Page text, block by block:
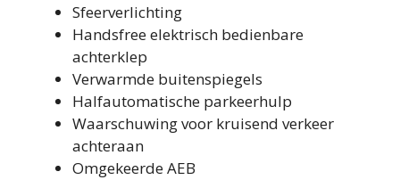
Sfeerverlichting
Handsfree elektrisch bedienbare
achterklep
Verwarmde buitenspiegels
Halfautomatische parkeerhulp
Waarschuwing voor kruisend verkeer
achteraan
Omgekeerde AEB